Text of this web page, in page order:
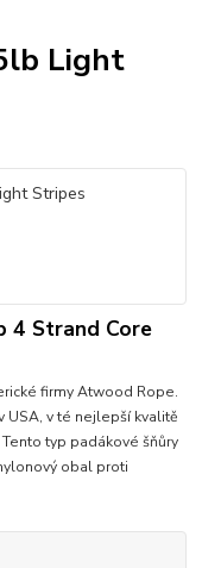
Light
4 Strand Core
firmy Atwood Rope.
USA, v té nejlepší kvalitě
typ padákové šňůry
obal proti